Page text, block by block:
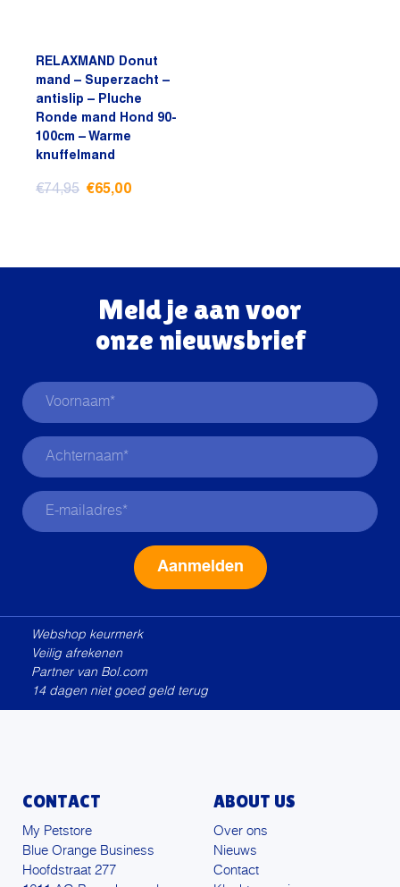
RELAXMAND Donut
mand – Superzacht –
antislip – Pluche
Ronde mand Hond 90-
100cm – Warme
knuffelmand
€74,95 Oorspronkelijke
€65,00Huidige
Meld je aan voor
onze nieuwsbrief
Webshop keurmerk
Veilig afrekenen
Partner van Bol.com
14 dagen niet goed geld terug
CONTACT
My Petstore
Blue Orange Business
Hoofdstraat 277
ABOUT US
Over ons
Nieuws
Contact